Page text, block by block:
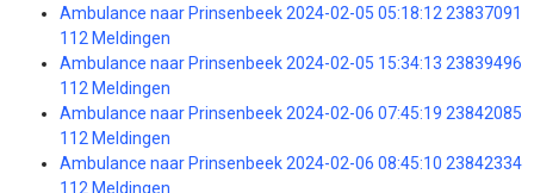
Ambulance naar Prinsenbeek 2024-02-05 05:18:12 23837091
112 Meldingen
Ambulance naar Prinsenbeek 2024-02-05 15:34:13 23839496
112 Meldingen
Ambulance naar Prinsenbeek 2024-02-06 07:45:19 23842085
112 Meldingen
Ambulance naar Prinsenbeek 2024-02-06 08:45:10 23842334
112 Meldingen